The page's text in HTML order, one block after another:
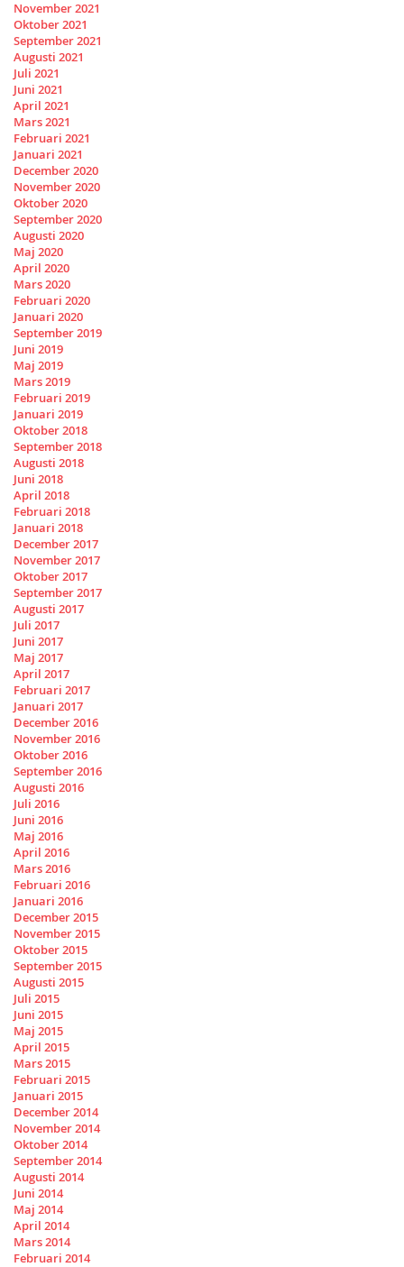
November 2021
Oktober 2021
September 2021
Augusti 2021
Juli 2021
Juni 2021
April 2021
Mars 2021
Februari 2021
Januari 2021
December 2020
November 2020
Oktober 2020
September 2020
Augusti 2020
Maj 2020
April 2020
Mars 2020
Februari 2020
Januari 2020
September 2019
Juni 2019
Maj 2019
Mars 2019
Februari 2019
Januari 2019
Oktober 2018
September 2018
Augusti 2018
Juni 2018
April 2018
Februari 2018
Januari 2018
December 2017
November 2017
Oktober 2017
September 2017
Augusti 2017
Juli 2017
Juni 2017
Maj 2017
April 2017
Februari 2017
Januari 2017
December 2016
November 2016
Oktober 2016
September 2016
Augusti 2016
Juli 2016
Juni 2016
Maj 2016
April 2016
Mars 2016
Februari 2016
Januari 2016
December 2015
November 2015
Oktober 2015
September 2015
Augusti 2015
Juli 2015
Juni 2015
Maj 2015
April 2015
Mars 2015
Februari 2015
Januari 2015
December 2014
November 2014
Oktober 2014
September 2014
Augusti 2014
Juni 2014
Maj 2014
April 2014
Mars 2014
Februari 2014